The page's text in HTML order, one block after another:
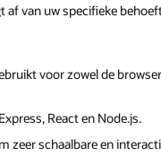
af van uw specifieke
voor zowel de
React en Node.js.
zeer schaalbare en